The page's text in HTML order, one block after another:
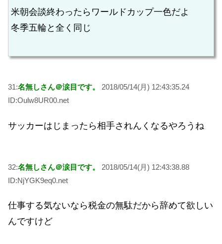
米朝会談終わったらワールドカップ一色だよ
冬季五輪と全く同じ
31:名無しさん＠涙目です。
2018/05/14(月) 12:43:35.24
ID:Oulw8UR00.net
サッカーはじまったら相手されんくなるやろうね
32:名無しさん＠涙目です。
2018/05/14(月) 12:43:38.88
ID:NjYGK9eq0.net
仕事する気ないなら税金の無駄だから辞めて欲しい
んですけど